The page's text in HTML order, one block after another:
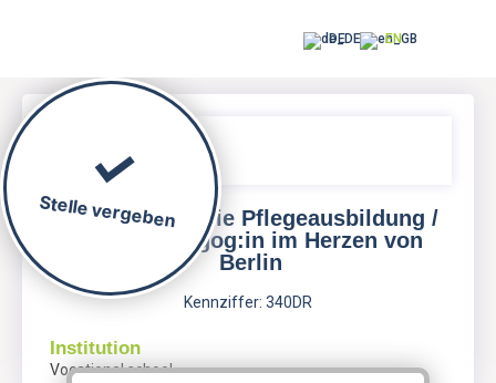
DE EN
Lehrkraft für die Pflegeausbildung /
Pflegepädagog:in im Herzen von
Berlin
Kennziffer: 340DR
Institution
Vocational school
Stelle vergeben